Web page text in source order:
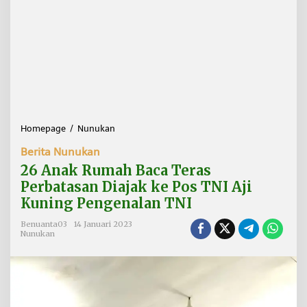
Homepage / Nunukan
n
a
k
R
m
Berita Nunukan
26 Anak Rumah Baca Teras
Perbatasan Diajak ke Pos TNI Aji
Kuning Pengenalan TNI
Benuanta03
14 Januari 2023
Nunukan